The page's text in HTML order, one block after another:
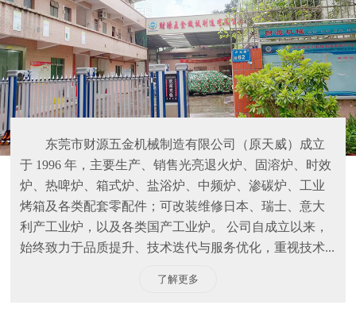
东莞市财源五金机械制造有限公司（原天威）成立
于 1996 年，主要生产、销售光亮退火炉、固溶炉、时效
炉、热啤炉、箱式炉、盐浴炉、中频炉、渗碳炉、工业
烤箱及各类配套零配件；可改装维修日本、瑞士、意大
利产工业炉，以及各类国产工业炉。 公司自成立以来，
始终致力于品质提升、技术迭代与服务优化，重视技术...
了解更多